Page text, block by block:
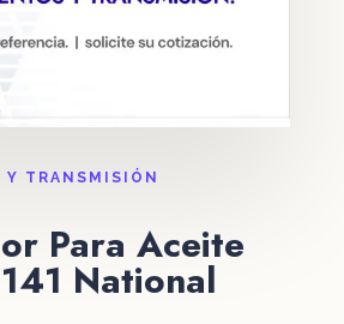
Y TRANSMISIÓN
Para Aceite
National